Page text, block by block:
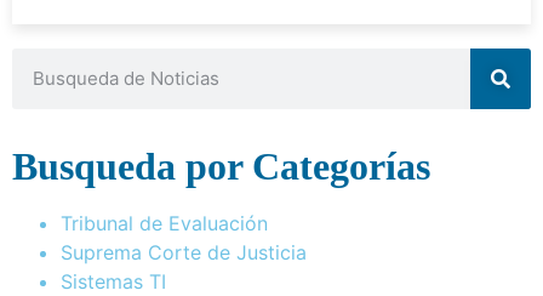
Busqueda por Categorías
Tribunal de Evaluación
Suprema Corte de Justicia
Sistemas TI